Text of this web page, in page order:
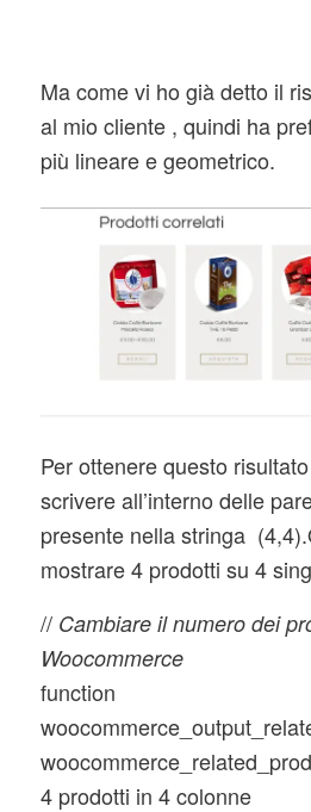
Ma come vi ho già detto il
al mio cliente , quindi ha
più lineare e geometrico.
Per ottenere questo
scrivere all’interno delle
presente nella stringa
mostrare 4 prodotti su 4
//Cambiare il numero dei
Woocommerce
function
4 prodotti in 4 colonne